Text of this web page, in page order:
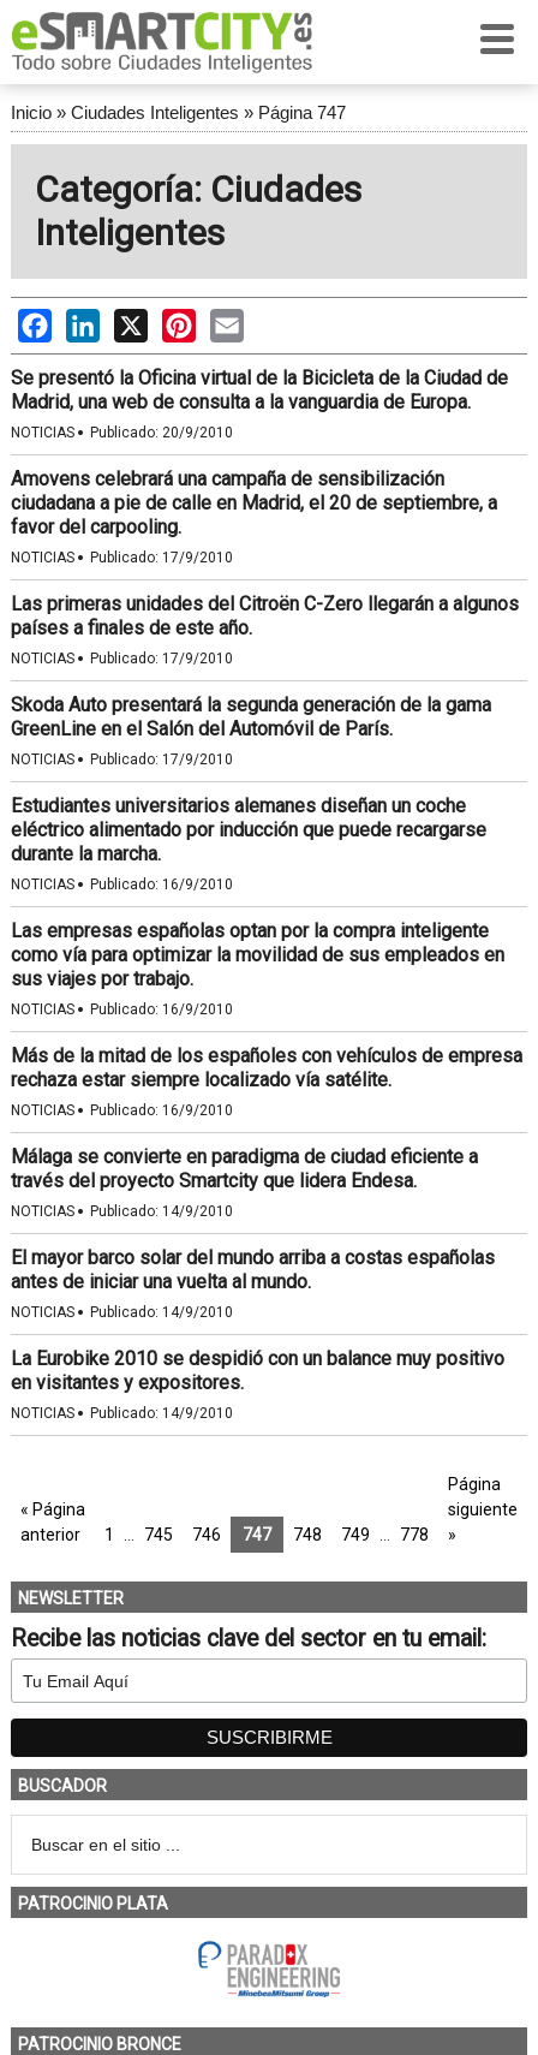
Inicio» Ciudades Inteligentes » Página 747
Categoría: Ciudades
Inteligentes
FacebookLinkedIn
X PinterestEmail
Se presentó la Oficina virtual de la Bicicleta de la Ciudad de
Madrid, una web de consulta a la vanguardia de Europa.
NOTICIAS · Publicado: 20/9/2010
Amovens celebrará una campaña de sensibilización
ciudadana a pie de calle en Madrid, el 20 de septiembre, a
favor del carpooling.
NOTICIAS · Publicado: 17/9/2010
Las primeras unidades del Citroën C-Zero llegarán a algunos
países a finales de este año.
NOTICIAS · Publicado: 17/9/2010
Skoda Auto presentará la segunda generación de la gama
GreenLine en el Salón del Automóvil de París.
NOTICIAS · Publicado: 17/9/2010
Estudiantes universitarios alemanes diseñan un coche
eléctrico alimentado por inducción que puede recargarse
durante la marcha.
NOTICIAS · Publicado: 16/9/2010
Las empresas españolas optan por la compra inteligente
como vía para optimizar la movilidad de sus empleados en
sus viajes por trabajo.
NOTICIAS · Publicado: 16/9/2010
Más de la mitad de los españoles con vehículos de empresa
rechaza estar siempre localizado vía satélite.
NOTICIAS · Publicado: 16/9/2010
Málaga se convierte en paradigma de ciudad eficiente a
través del proyecto Smartcity que lidera Endesa.
NOTICIAS · Publicado: 14/9/2010
El mayor barco solar del mundo arriba a costas españolas
antes de iniciar una vuelta al mundo.
NOTICIAS · Publicado: 14/9/2010
La Eurobike 2010 se despidió con un balance muy positivo
en visitantes y expositores.
NOTICIAS · Publicado: 14/9/2010
« Página
anterior
1 745 746 747 748 749 778
Página
siguiente
»
NEWSLETTER
Recibe las noticias clave del sector en tu email:
BUSCADOR
PATROCINIO PLATA
PATROCINIO BRONCE